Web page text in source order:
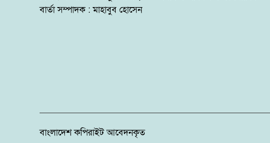
বার্তা সম্পাদক : মাহাবুব হোসেন
বাংলাদেশ কপিরাইট আবেদনকৃত